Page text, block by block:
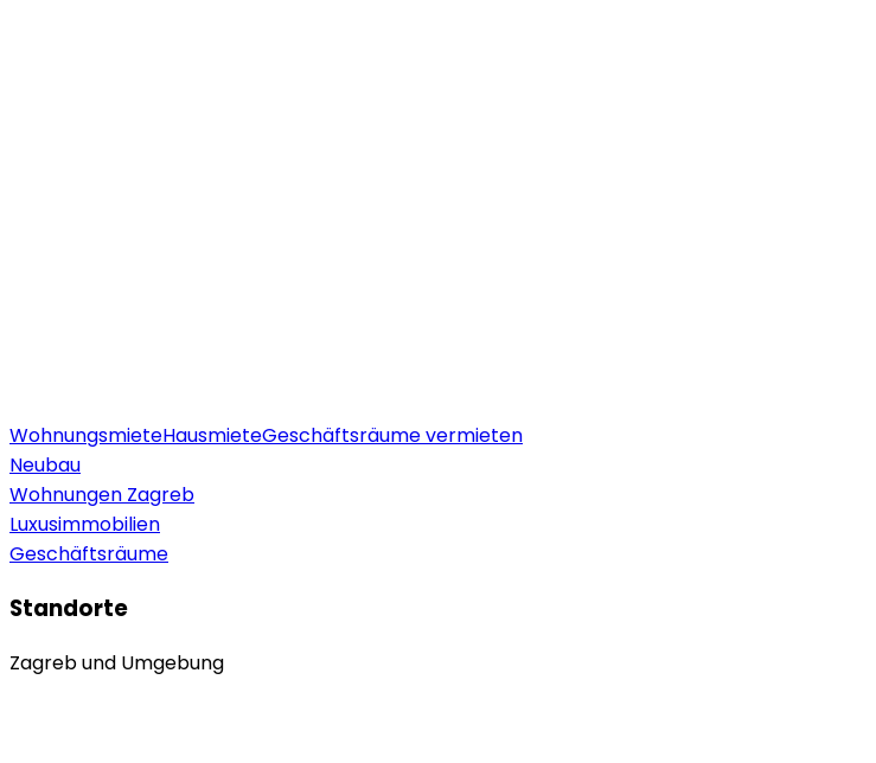
WohnungsmieteHausmieteGeschäftsräume vermieten
Neubau
Wohnungen Zagreb
Luxusimmobilien
Geschäftsräume
Standorte
Zagreb und Umgebung